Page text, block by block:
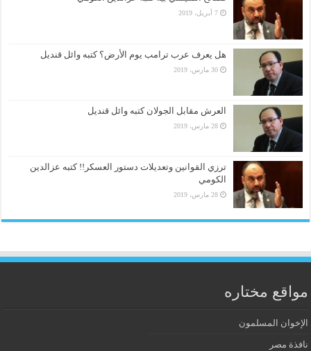
7 أبريل، 2019
هل يعرف عرب ترامب يوم الأرض؟ كتبه وائل قنديل
30 مارس، 2019
العرش مقابل الجولان كتبه وائل قنديل
28 مارس، 2019
ترزي القوانين وتعديلات دستور العسكر!! كتبه عزالدين
الكومي
28 مارس، 2019
مواقع مختاره
الإخوان المسلمون
نافذة مصر